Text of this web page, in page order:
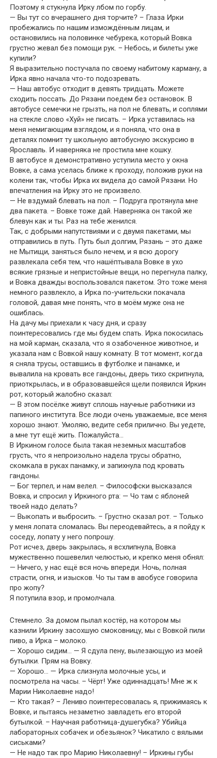
Поэтому я стукнула Ирку лбом по горбу.
— Вы тут со вчерашнего дня торчите? – Глаза Ирки
пробежались по нашим измождённым лицам, и
остановились на половинке чебурека, который Вовка
грустно жевал без помощи рук. – Небось, и билеты уже
купили?
Я выразительно постучала по своему набитому карману, а
Ирка явно начала что-то подозревать.
— Наш автобус отходит в девять тридцать. Можете
сходить поссать. До Рязани поедем без остановок. В
автобусе семечки не грызть, на пол не блевать, и соплями
на стекле слово «Хуй» не писать. – Ирка уставилась на
меня немигающим взглядом, и я поняла, что она в
деталях помнит ту школьную автобусную экскурсию в
Ярославль. И наверняка не простила мне кошку.
В автобусе я демонстративно уступила место у окна
Вовке, а сама уселась ближе к проходу, положив руки на
колени так, чтобы Ирка их видела до самой Рязани. Но
впечатления на Ирку это не произвело.
— Не вздумай блевать на пол. – Подруга протянула мне
два пакета. – Вовке тоже дай. Наверняка он такой же
блевун как и ты. Раз на тебе женился.
Так, с добрыми напутствиями и с двумя пакетами, мы
отправились в путь. Путь был долгим, Рязань – это даже
не Мытищи, заняться было нечем, и я всю дорогу
развлекала себя тем, что нашёптывала Вовке в ухо
всякие грязные и непристойные вещи, но перегнула палку,
и Вовка дважды воспользовался пакетом. Это тоже меня
немного развлекло, а Ирка по-учительски покачала
головой, давая мне понять, что в моём муже она не
ошиблась.
На дачу мы приехали к часу дня, и сразу
поинтересовались где мы будем спать. Ирка покосилась
на мой карман, сказала, что я озабоченное животное, и
указала нам с Вовкой нашу комнату. В тот момент, когда
я сняла трусы, оставшись в футболке и панамке, и
вывалила на кровать все гандоны, дверь тихо скрипнула,
приоткрылась, и в образовавшейся щели появился Иркин
рот, который жалобно сказал:
— В этом посёлке живут сплошь научные работники из
папиного института. Все люди очень уважаемые, все меня
хорошо знают. Умоляю, ведите себя прилично. Вы уедете,
а мне тут ещё жить. Пожалуйста…
В Иркином голосе была такая неземных масштабов
грусть, что я непроизольно надела трусы обратно,
скомкала в руках панамку, и запихнула под кровать
гандоны.
— Бог терпел, и нам велел. – Философски высказался
Вовка, и спросил у Иркиного рта: — Чо там с яблоней
твоей надо делать?
— Выкопать и выбросить. – Грустно сказал рот. – Только
у меня лопата сломалась. Вы переодевайтесь, а я пойду к
соседу, лопату у него попрошу.
Рот исчез, дверь закрылась, я всхлипнула, Вовка
мужественно пошевелил челюстью, и крепко меня обнял:
— Ничего, у нас ещё вся ночь впереди. Ночь, полная
страсти, огня, и изысков. Чо ты там в авобусе говорила
про жопу?
Я потупила взор, и промолчала.
Стемнело. За домом пылал костёр, на котором мы
казнили Иркину засохшую смоковницу, мы с Вовкой пили
пиво, а Ирка – молоко.
— Хорошо сидим… — Я сдула пену, вылезающую из моей
бутылки. Прям на Вовку.
— Хорошо… — Ирка слизнула молочные усы, и
посмотрела на часы. – Чёрт! Уже одиннадцать! Мне ж к
Марии Николаевне надо!
— Кто такая? – Лениво поинтересовалась я, прижимаясь к
Вовке, и пытаясь незаметно завладеть его второй
бутылкой. – Научная работница-душегубка? Убийца
лабораторных собачек и обезьянок? Чикатило с вялыми
сиськами?
— Не надо так про Марию Николаевну! – Иркины губы